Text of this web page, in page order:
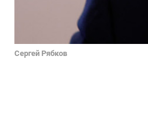
Сергей Рябков